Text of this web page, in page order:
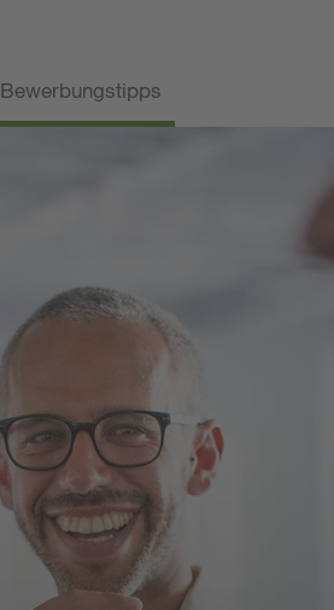
Bewerbungstipps